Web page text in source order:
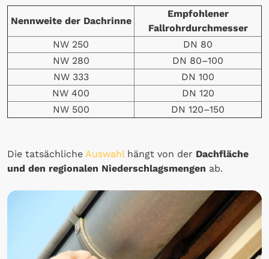
Nennweite der Dachrinne
Empfohlener
Fallrohrdurchmesser
NW 250
DN 80
NW 280
DN 80–100
NW 333
DN 100
NW 400
DN 120
NW 500
DN 120–150
Die tatsächliche Auswahl hängt von der Dachfläche
und den regionalen Niederschlagsmengen ab.